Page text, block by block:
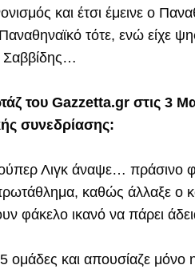
και έτσι έμεινε ο
τότε, ενώ είχε
Σαββίδης…
του Gazzetta.gr στις 3
συνεδρίασης:
Λιγκ άναψε… πράσινο
καθώς άλλαξε ο
φάκελο ικανό να πάρει
και απουσίαζε